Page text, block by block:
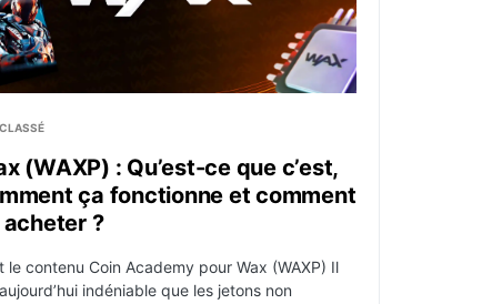
(WAXP) : Qu’est-ce que c’est,
ça fonctionne et comment
acheter ?
le contenu Coin Academy pour Wax (WAXP) Il
indéniable que les jetons non